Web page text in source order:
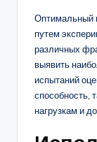
Оптимальный
путем
различных
выявить
испытаний
способность,
нагрузкам и